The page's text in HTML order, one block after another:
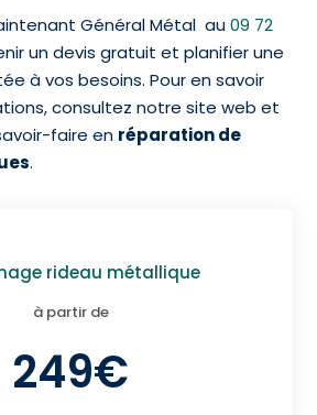
Général Métal au09 72
un devis gratuit et planifier une
à vos besoins. Pour en savoir
consultez notre site web et
faire en réparation de
.
rideau métallique
à partir de
249€